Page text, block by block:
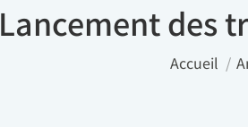
Lancement des
Vous êtes ici :
Accueil